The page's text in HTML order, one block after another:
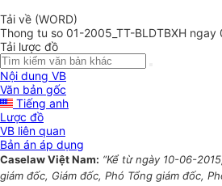
Tải về (WORD)
Thong tu so 01-2005_TT-BLDTBXH
Tải lược đồ
Nội dung VB
Văn bản gốc
Tiếng anh
Lược đồ
VB liên quan
Bản án áp dụng
Caselaw Việt Nam: “Kể từ ngày 10-06-
giám đốc, Giám đốc, Phó Tổng giám đốc,